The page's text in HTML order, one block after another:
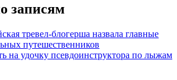
записям
тревел-блогерша назвала главные
путешественников
на удочку псевдоинструктора по лыжам